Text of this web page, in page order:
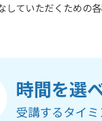
していただくための
時間を選
受講するタイ